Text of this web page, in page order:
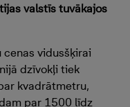
valstīs tuvākajos
vidusšķirai
dzīvokļi tiek
kvadrātmetru,
par 1500 līdz